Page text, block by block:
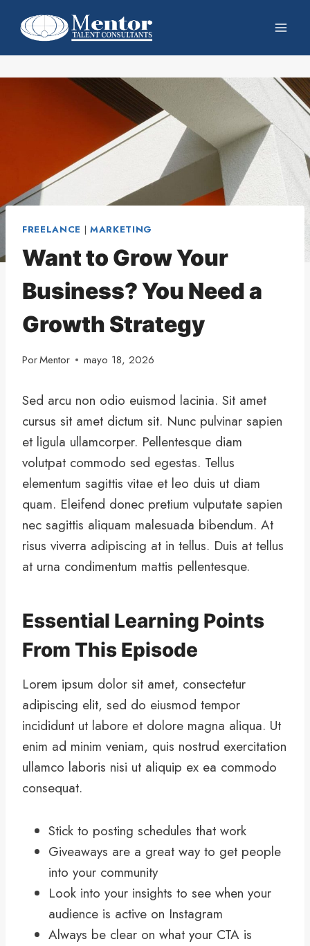
FREELANCE | MARKETING
Want to Grow Your
Business? You Need a
Growth Strategy
PorMentor mayo 18, 2026
Sed arcu non odio euismod lacinia. Sit amet
cursus sit amet dictum sit. Nunc pulvinar sapien
et ligula ullamcorper. Pellentesque diam
volutpat commodo sed egestas. Tellus
elementum sagittis vitae et leo duis ut diam
quam. Eleifend donec pretium vulputate sapien
nec sagittis aliquam malesuada bibendum. At
risus viverra adipiscing at in tellus. Duis at tellus
at urna condimentum mattis pellentesque.
Essential Learning Points
From This Episode
Lorem ipsum dolor sit amet, consectetur
adipiscing elit, sed do eiusmod tempor
incididunt ut labore et dolore magna aliqua. Ut
enim ad minim veniam, quis nostrud exercitation
ullamco laboris nisi ut aliquip ex ea commodo
consequat.
Stick to posting schedules that work
Giveaways are a great way to get people
into your community
Look into your insights to see when your
audience is active on Instagram
Always be clear on what your CTA is